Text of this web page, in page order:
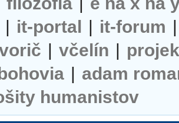
| it-portal | it-forum |
| včelín |
| adam
humanistov